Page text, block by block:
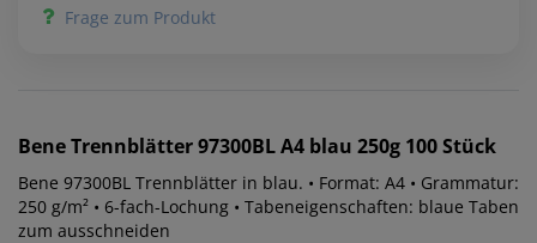
Frage zum Produkt
BeneTrennblätter 97300BL A4 blau 250g 100 Stück
Bene 97300BL Trennblätter in blau. • Format: A4 • Grammatur:
250 g/m² • 6-fach-Lochung • Tabeneigenschaften: blaue Taben
zum ausschneiden